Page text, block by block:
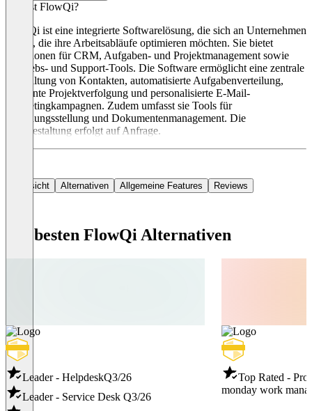
Was ist FlowQi?
FlowQi ist eine integrierte Softwarelösung, die sich an Unternehmen
richtet, die ihre Arbeitsabläufe optimieren möchten. Sie bietet
Funktionen für CRM, Aufgaben- und Projektmanagement sowie
Vertriebs- und Support-Tools. Die Software ermöglicht eine zentrale
Verwaltung von Kontakten, automatisierte Aufgabenverteilung,
effiziente Projektverfolgung und personalisierte E-Mail-
Marketingkampagnen. Zudem umfasst sie Tools für
Rechnungsstellung und Dokumentenmanagement. Die
Preisgestaltung erfolgt auf Anfrage.
Übersicht Alternativen Allgemeine Features Reviews
Die besten FlowQi Alternativen
Leader - HelpdeskQ3/26
Leader - Service Desk Q3/26
Top Rated -
monday work